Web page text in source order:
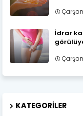
İdrar
KATEGORILER